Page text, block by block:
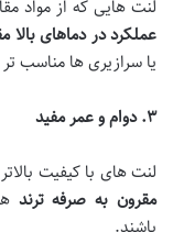
لنت هایی که از مواد
عملکرد در دماهای بالا
یا سرازیری ها مناسب
۳.دوام و عمر مفید
لنت های با کیفیت
مقرون به صرفه ترند